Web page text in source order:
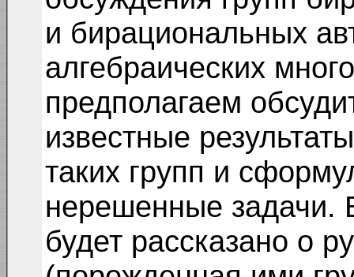
и бирациональных
алгебраических
предполагаем
известные
таких групп и
нерешенные задачи.
будет рассказано о